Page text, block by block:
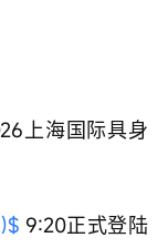
上海国际具身
9:20正式登陆